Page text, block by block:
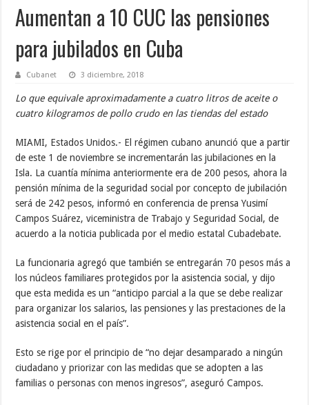
Aumentan a 10 CUC las pensiones
para jubilados en Cuba
Cubanet 3 diciembre, 2018
Lo que equivale aproximadamente a cuatro litros de aceite o
cuatro kilogramos de pollo crudo en las tiendas del estado
MIAMI, Estados Unidos.- El régimen cubano anunció que a partir
de este 1 de noviembre se incrementarán las jubilaciones en la
Isla. La cuantía mínima anteriormente era de 200 pesos, ahora la
pensión mínima de la seguridad social por concepto de jubilación
será de 242 pesos, informó en conferencia de prensa Yusimí
Campos Suárez, viceministra de Trabajo y Seguridad Social, de
acuerdo a la noticia publicada por el medio estatal Cubadebate.
La funcionaria agregó que también se entregarán 70 pesos más a
los núcleos familiares protegidos por la asistencia social, y dijo
que esta medida es un “anticipo parcial a la que se debe realizar
para organizar los salarios, las pensiones y las prestaciones de la
asistencia social en el país”.
Esto se rige por el principio de “no dejar desamparado a ningún
ciudadano y priorizar con las medidas que se adopten a las
familias o personas con menos ingresos”, aseguró Campos.